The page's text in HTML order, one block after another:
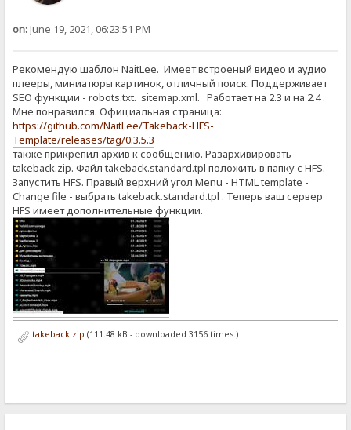
on:June 19, 2021, 06:23:51 PM
Рекомендую шаблон NaitLee. Имеет встроеный видео и аудио
плееры, миниатюры картинок, отличный поиск. Поддерживает
SEO функции - robots.txt. sitemap.xml. Работает на 2.3 и на 2.4 .
Мне понравился. Официальная страница:
https://github.com/NaitLee/Takeback-HFS-
Template/releases/tag/0.3.5.3
также прикрепил архив к сообщению. Разархивировать
takeback.zip. Файл takeback.standard.tpl положить в папку с HFS.
Запустить HFS. Правый верхний угол Menu - HTML template -
Change file - выбрать takeback.standard.tpl . Теперь ваш сервер
HFS имеет дополнительные функции.
takeback.zip (111.48 kB - downloaded 3156 times.)